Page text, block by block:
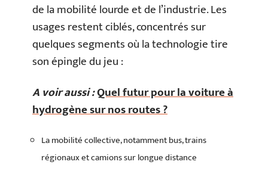
de la mobilité lourde et de l’industrie. Les
usages restent ciblés, concentrés sur
quelques segments où la technologie tire
son épingle du jeu :
A voir aussi :Quel futur pour la voiture à
hydrogène sur nos routes ?
La mobilité collective, notamment bus, trains
régionaux et camions sur longue distance